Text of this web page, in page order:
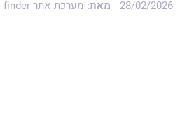
28/02/2026 מאת: מערכת אתר finder